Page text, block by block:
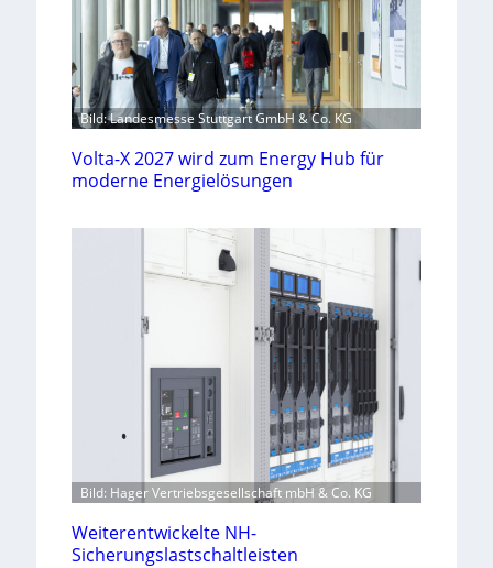
Bild: Landesmesse Stuttgart GmbH & Co. KG
Volta-X 2027 wird zum Energy Hub für
moderne Energielösungen
Bild: Hager Vertriebsgesellschaft mbH & Co. KG
Weiterentwickelte NH-
Sicherungslastschaltleisten